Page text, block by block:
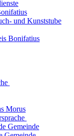
und Kunststube
Bonifatius
Morus
Gemeinde